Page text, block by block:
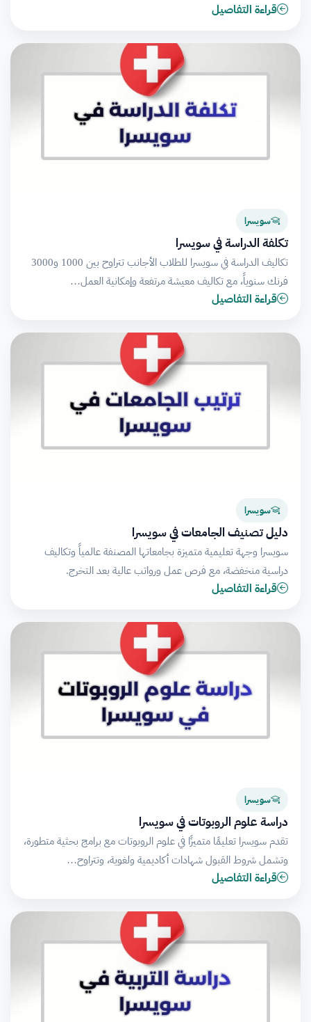
قراءة التفاصيل
سويسرا
تكلفة الدراسة في سويسرا
تكاليف الدراسة في سويسرا للطلاب الأجانب تتراوح بين 1000 و3000
فرنك سنوياً، مع تكاليف معيشة مرتفعة وإمكانية العمل…
قراءة التفاصيل
سويسرا
دليل تصنيف الجامعات في سويسرا
سويسرا وجهة تعليمية متميزة بجامعاتها المصنفة عالمياً وتكاليف
دراسية منخفضة، مع فرص عمل ورواتب عالية بعد التخرج.
قراءة التفاصيل
سويسرا
دراسة علوم الروبوتات في سويسرا
تقدم سويسرا تعليمًا متميزًا في علوم الروبوتات مع برامج بحثية متطورة،
وتشمل شروط القبول شهادات أكاديمية ولغوية، وتتراوح…
قراءة التفاصيل